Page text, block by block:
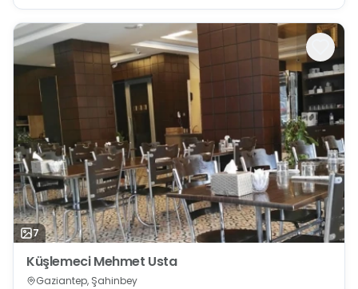
7
Küşlemeci Mehmet Usta
Gaziantep, Şahinbey